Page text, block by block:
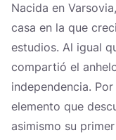
Nacida en
casa en la que
estudios. Al igual
compartió el
independencia.
elemento que
asimismo su